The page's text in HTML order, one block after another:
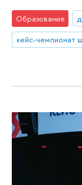
Образование